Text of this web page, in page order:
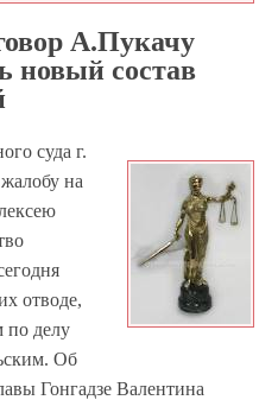
А.Пукачу
новый состав
суда г.
на
отводе,
по делу
Об
Гонгадзе Валентина